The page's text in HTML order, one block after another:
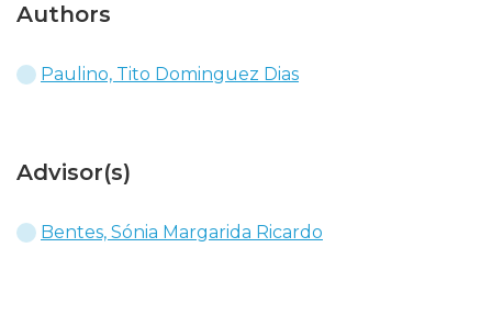
Authors
Paulino, Tito Dominguez Dias
Advisor(s)
Bentes, Sónia Margarida Ricardo